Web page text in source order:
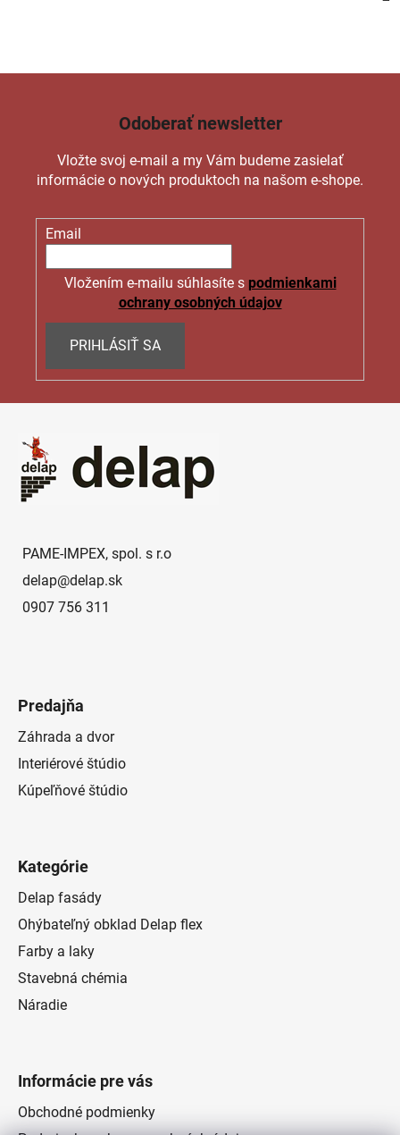
Odoberať newsletter
Vložte svoj e-mail a my Vám budeme zasielať
informácie o nových produktoch na našom e-shope.
Email
Vložením e-mailu súhlasíte s podmienkami
ochrany osobných údajov
PRIHLÁSIŤ SA
PAME-IMPEX, spol. s r.o
delap@delap.sk
0907 756 311
Predajňa
Záhrada a dvor
Interiérové štúdio
Kúpeľňové štúdio
Kategórie
Delap fasády
Ohýbateľný obklad Delap flex
Farby a laky
Stavebná chémia
Náradie
Informácie pre vás
Obchodné podmienky